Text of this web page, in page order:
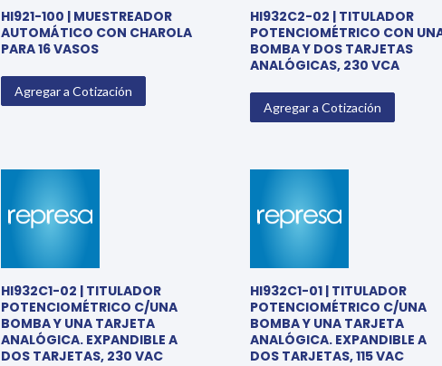
HI921-100 | MUESTREADOR
AUTOMÁTICO CON CHAROLA
PARA 16 VASOS
Agregar a Cotización
HI932C2-02 | TITULADOR
POTENCIOMÉTRICO CON
BOMBA Y DOS TARJETAS
ANALÓGICAS, 230 VCA
Agregar a Cotización
HI932C1-02 | TITULADOR
POTENCIOMÉTRICO C/UNA
BOMBA Y UNA TARJETA
ANALÓGICA. EXPANDIBLE A
DOS TARJETAS, 230 VAC
HI932C1-01 | TITULADOR
POTENCIOMÉTRICO C/UNA
BOMBA Y UNA TARJETA
ANALÓGICA. EXPANDIBLE A
DOS TARJETAS, 115 VAC